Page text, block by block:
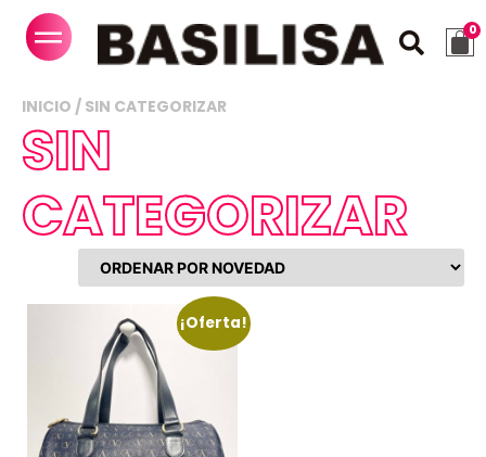
INICIO / SIN CATEGORIZAR
SIN
CATEGORIZAR
¡Oferta!